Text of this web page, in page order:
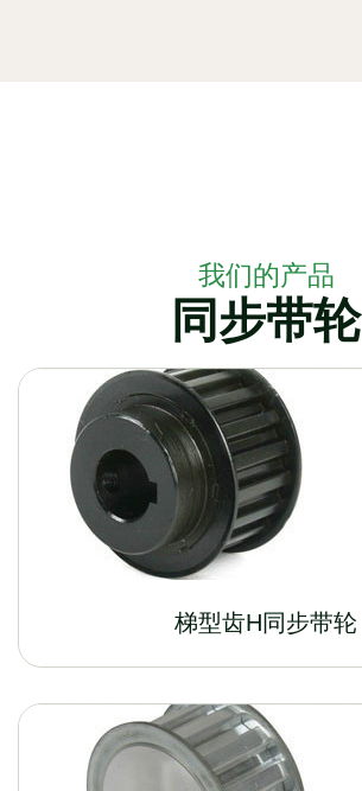
我们的产品
同步带轮
梯型齿H同步带轮